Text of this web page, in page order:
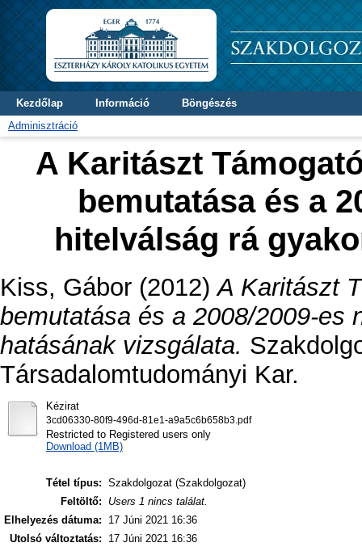
Kezdőlap Információ
Böngészés
Adminisztráció
A Karitászt
bemutatása és a
hitelválság rá
Kiss, Gábor (2012)A Karitászt
bemutatása és a 2008/2009-es
hatásának vizsgálata.
Társadalomtudományi Kar.
Kézirat
3cd06330-80f9-496d-81e1-a9a5c6b658b3.pdf
Restricted to Registered users only
Download (1MB)
Tétel típus: Szakdolgozat (Szakdolgozat)
Feltöltő:
Users 1 nincs találat.
Elhelyezés dátuma:
17 Júni 2021 16:36
Utolsó változtatás:
17 Júni 2021 16:36